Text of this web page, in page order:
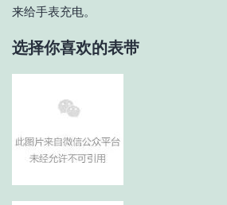
来给手表充电。
选择你喜欢的表带